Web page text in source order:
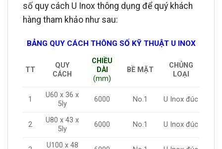
số quy cách U Inox thông dụng để quý khách
hàng tham khảo như sau:
BẢNG QUY CÁCH THÔNG SỐ KỸ THUẬT U INOX
TT
QUY
CÁCH
CHIỀU
DÀI
(mm)
BỀ MẶT
CHỦNG
LOẠI
1
U60 x 36 x
5ly
6000 No.1 U Inox đúc
2
U80 x 43 x
5ly
6000 No.1 U Inox đúc
U100 x 48